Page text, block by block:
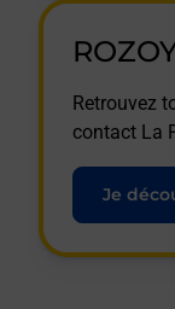
Retrouvez
contact La
Je